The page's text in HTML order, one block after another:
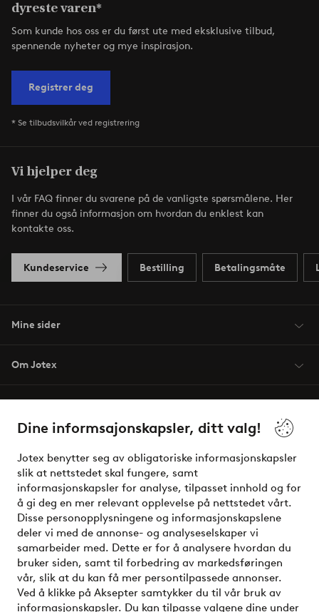
Dine informsajonskapsler, ditt valg!
Jotex benytter seg av obligatoriske informasjonskapsler
slik at nettstedet skal fungere, samt
informasjonskapsler for analyse, tilpasset innhold og for
å gi deg en mer relevant opplevelse på nettstedet vårt.
Disse personopplysningene og informasjonskapslene
deler vi med de annonse- og analyseselskaper vi
samarbeider med. Dette er for å analysere hvordan du
bruker siden, samt til forbedring av markedsføringen
vår, slik at du kan få mer persontilpassede annonser.
Ved å klikke på Aksepter samtykker du til vår bruk av
informasjonskapsler. Du kan tilpasse valgene dine under
dyreste varen*
Som kunde hos oss er du først ute med eksklusive tilbud,
spennende nyheter og mye inspirasjon.
Registrer deg
* Se tilbudsvilkår ved registrering
Vi hjelper deg
I vår FAQ finner du svarene på de vanligste spørsmålene. Her
finner du også informasjon om hvordan du enklest kan
kontakte oss.
Kundeservice Bestilling Betalingsmåte
Mine sider
Om Jotex
Venner
Sikre betalinger - Betal direkte eller del opp
Vil du vite mer om våre betalingsalternativer?
elpy